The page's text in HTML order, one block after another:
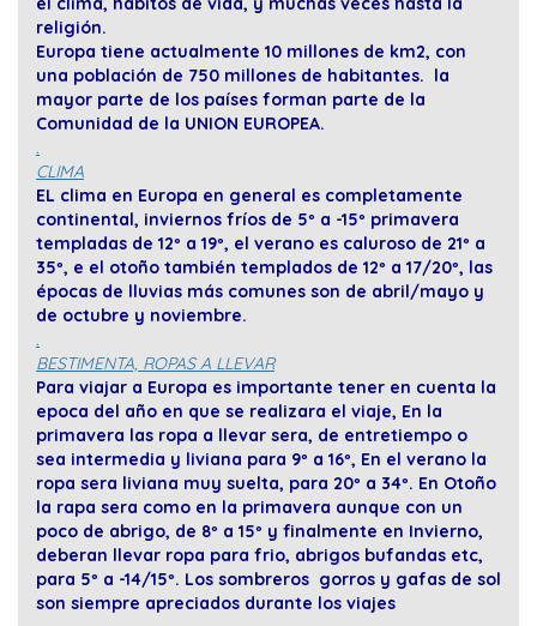
religión.
Europa tiene actualmente 10 millones de km2, con
una población de 750 millones de habitantes. la
mayor parte de los países forman parte de la
Comunidad de la UNION EUROPEA.
.
CLIMA
EL clima en Europa en general es completamente
continental, inviernos fríos de 5º a -15º primavera
templadas de 12º a 19º, el verano es caluroso de 21º a
35º, e el otoño también templados de 12º a 17/20º, las
épocas de lluvias más comunes son de abril/mayo y
de octubre y noviembre.
.
BESTIMENTA, ROPAS A LLEVAR
Para viajar a Europa es importante tener en cuenta la
epoca del año en que se realizara el viaje, En la
primavera las ropa a llevar sera, de entretiempo o
sea intermedia y liviana para 9º a 16º, En el verano la
ropa sera liviana muy suelta, para 20º a 34º. En Otoño
la rapa sera como en la primavera aunque con un
poco de abrigo, de 8º a 15º y finalmente en Invierno,
deberan llevar ropa para frio, abrigos bufandas etc,
para 5º a -14/15º. Los sombreros gorros y gafas de sol
son siempre apreciados durante los viajes